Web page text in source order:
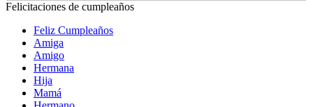
Felicitaciones de cumpleaños
Feliz Cumpleaños
Amiga
Amigo
Hermana
Hija
Mamá